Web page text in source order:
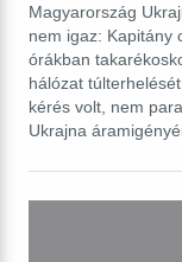
Magyarország
nem igaz: Kapitány
órákban
hálózat
kérés volt, nem
Ukrajna